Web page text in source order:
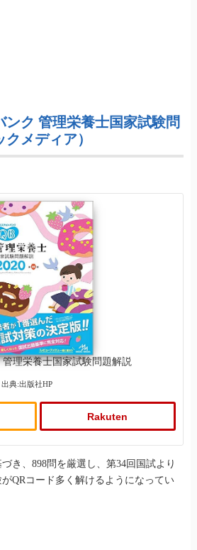
ンク 管理栄養士国家試験問
メディア）
理栄養士国家試験問題解説
典:出版社HP
Rakuten
き、898問を厳選し、第34回国試より
QRコード多く解けるようになってい